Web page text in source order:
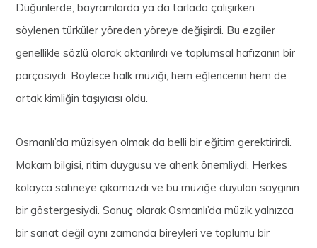
Düğünlerde, bayramlarda ya da tarlada çalışırken
söylenen türküler yöreden yöreye değişirdi. Bu ezgiler
genellikle sözlü olarak aktarılırdı ve toplumsal hafızanın bir
parçasıydı. Böylece halk müziği, hem eğlencenin hem de
ortak kimliğin taşıyıcısı oldu.
Osmanlı’da müzisyen olmak da belli bir eğitim gerektirirdi.
Makam bilgisi, ritim duygusu ve ahenk önemliydi. Herkes
kolayca sahneye çıkamazdı ve bu müziğe duyulan saygının
bir göstergesiydi. Sonuç olarak Osmanlı’da müzik yalnızca
bir sanat değil aynı zamanda bireyleri ve toplumu bir